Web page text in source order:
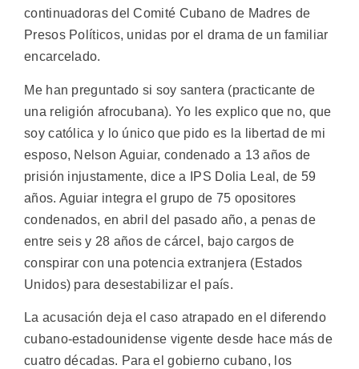
continuadoras del Comité Cubano de Madres de
Presos Políticos, unidas por el drama de un familiar
encarcelado.
Me han preguntado si soy santera (practicante de
una religión afrocubana). Yo les explico que no, que
soy católica y lo único que pido es la libertad de mi
esposo, Nelson Aguiar, condenado a 13 años de
prisión injustamente, dice a IPS Dolia Leal, de 59
años. Aguiar integra el grupo de 75 opositores
condenados, en abril del pasado año, a penas de
entre seis y 28 años de cárcel, bajo cargos de
conspirar con una potencia extranjera (Estados
Unidos) para desestabilizar el país.
La acusación deja el caso atrapado en el diferendo
cubano-estadounidense vigente desde hace más de
cuatro décadas. Para el gobierno cubano, los